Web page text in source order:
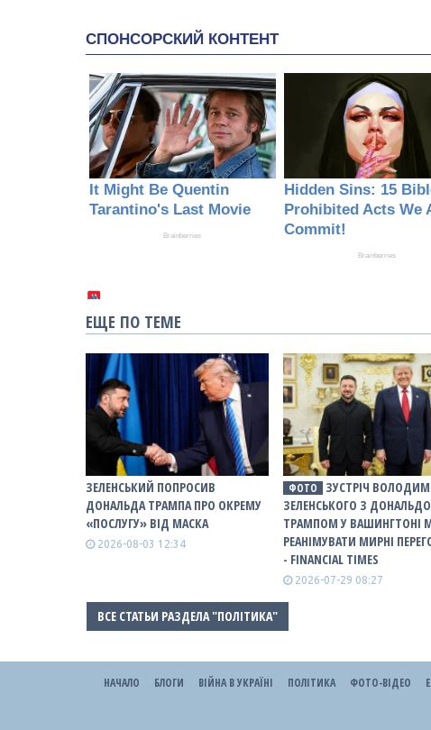
ЕЩЕ ПО ТЕМЕ
ЗЕЛЕНСЬКИЙ ПОПРОСИВ
ДОНАЛЬДА ТРАМПА ПРО ОКРЕМУ
«ПОСЛУГУ» ВІД МАСКА
2026-08-03 12:34
ФОТО
ЗУСТРІЧ
ЗЕЛЕНСЬКОГО З
ТРАМПОМ У ВАШИНГТОНІ
РЕАНІМУВАТИ МИРНІ
- FINANCIAL TIMES
2026-07-29 08:27
ВСЕ СТАТЬИ РАЗДЕЛА "ПОЛІТИКА"
НАЧАЛО БЛОГИ ВІЙНА В УКРАЇНІ ПОЛІТИКА ФОТО-ВІДЕО